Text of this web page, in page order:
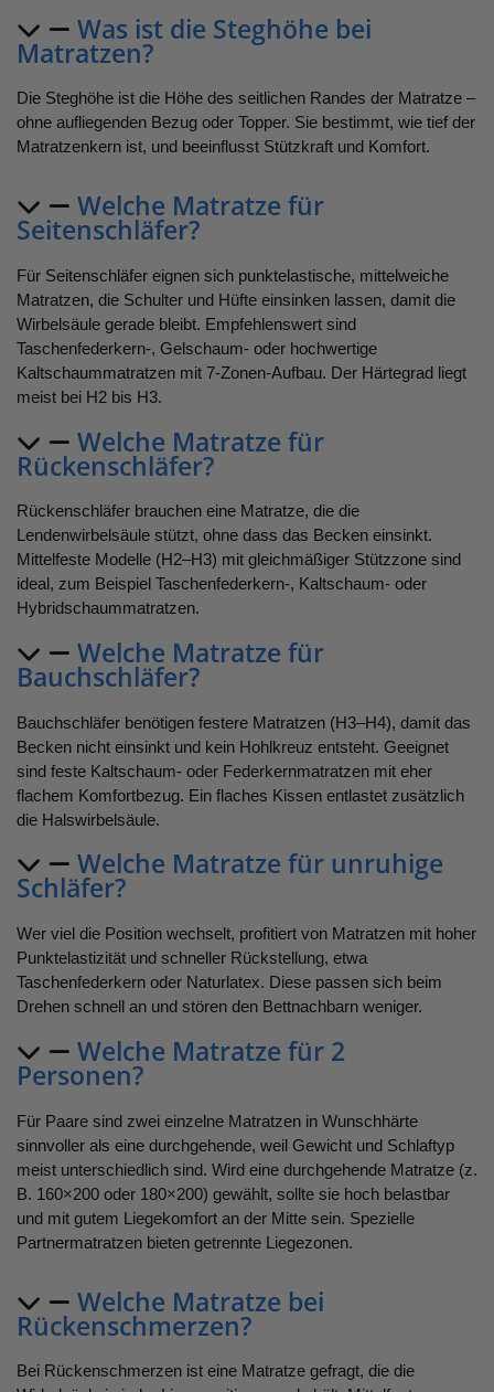
Was ist die Steghöhe bei
Matratzen?
Die Steghöhe ist die Höhe des seitlichen Randes der Matratze –
ohne aufliegenden Bezug oder Topper. Sie bestimmt, wie tief der
Matratzenkern ist, und beeinflusst Stützkraft und Komfort.
Welche Matratze für
Seitenschläfer?
Für Seitenschläfer eignen sich punktelastische, mittelweiche
Matratzen, die Schulter und Hüfte einsinken lassen, damit die
Wirbelsäule gerade bleibt. Empfehlenswert sind
Taschenfederkern-, Gelschaum- oder hochwertige
Kaltschaummatratzen mit 7-Zonen-Aufbau. Der Härtegrad liegt
meist bei H2 bis H3.
Welche Matratze für
Rückenschläfer?
Rückenschläfer brauchen eine Matratze, die die
Lendenwirbelsäule stützt, ohne dass das Becken einsinkt.
Mittelfeste Modelle (H2–H3) mit gleichmäßiger Stützzone sind
ideal, zum Beispiel Taschenfederkern-, Kaltschaum- oder
Hybridschaummatratzen.
Welche Matratze für
Bauchschläfer?
Bauchschläfer benötigen festere Matratzen (H3–H4), damit das
Becken nicht einsinkt und kein Hohlkreuz entsteht. Geeignet
sind feste Kaltschaum- oder Federkernmatratzen mit eher
flachem Komfortbezug. Ein flaches Kissen entlastet zusätzlich
die Halswirbelsäule.
Welche Matratze für unruhige
Schläfer?
Wer viel die Position wechselt, profitiert von Matratzen mit hoher
Punktelastizität und schneller Rückstellung, etwa
Taschenfederkern oder Naturlatex. Diese passen sich beim
Drehen schnell an und stören den Bettnachbarn weniger.
Welche Matratze für 2
Personen?
Für Paare sind zwei einzelne Matratzen in Wunschhärte
sinnvoller als eine durchgehende, weil Gewicht und Schlaftyp
meist unterschiedlich sind. Wird eine durchgehende Matratze (z.
B. 160×200 oder 180×200) gewählt, sollte sie hoch belastbar
und mit gutem Liegekomfort an der Mitte sein. Spezielle
Partnermatratzen bieten getrennte Liegezonen.
Welche Matratze bei
Rückenschmerzen?
Bei Rückenschmerzen ist eine Matratze gefragt, die die